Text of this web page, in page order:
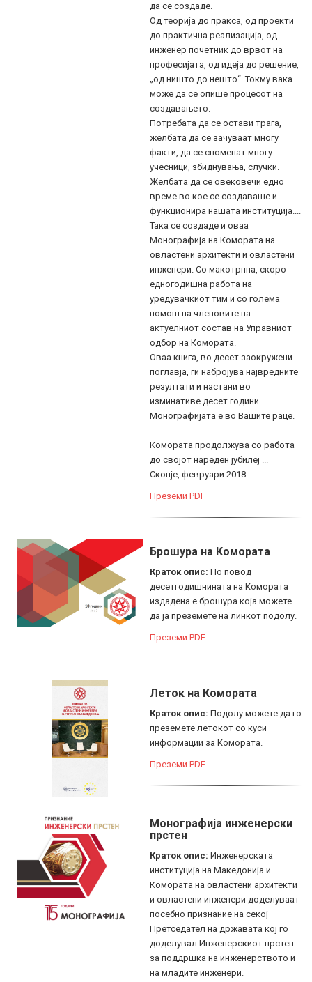
да се создаде.
Од теорија до пракса, од проекти
до практична реализација, од
инженер почетник до врвот на
професијата, од идеја до решение,
„од ништо до нешто“. Токму вака
може да се опише процесот на
создавањето.
Потребата да се остави трага,
желбата да се зачуваат многу
факти, да се споменат многу
учесници, збиднувања, случки.
Желбата да се овековечи едно
време во кое се создаваше и
функционира нашата институција....
Така се создаде и оваа
Монографија на Комората на
овластени архитекти и овластени
инженери. Со макотрпна, скоро
едногодишна работа на
уредувачкиот тим и со голема
помош на членовите на
актуелниот состав на Управниот
одбор на Комората.
Оваа книга, во десет заокружени
поглавја, ги набројува највредните
резултати и настани во
изминативе десет години.
Монографијата е во Вашите раце.
Комората продолжува со работа
до својот нареден јубилеј ...
Скопје, февруари 2018
Преземи PDF
Брошура на Комората
Краток опис: По повод
десетгодишнината на Комората
издадена е брошура која можете
да ја преземете на линкот подолу.
Преземи PDF
Леток на Комората
Краток опис: Подолу можете да го
преземете летокот со куси
информации за Комората.
Преземи PDF
Монографија инженерски
прстен
Краток опис: Инженерската
институција на Македонија и
Комората на овластени архитекти
и овластени инженери доделуваат
посебно признание на секој
Претседател на државата кој го
доделувал Инженерскиот прстен
за поддршка на инженерството и
на младите инженери.